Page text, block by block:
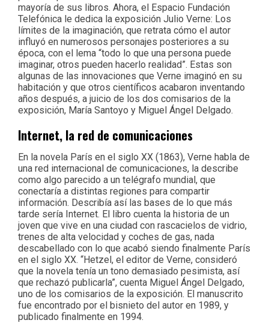
mayoría de sus libros. Ahora, el Espacio Fundación
Telefónica le dedica la exposición Julio Verne: Los
límites de la imaginación, que retrata cómo el autor
influyó en numerosos personajes posteriores a su
época, con el lema “todo lo que una persona puede
imaginar, otros pueden hacerlo realidad”. Estas son
algunas de las innovaciones que Verne imaginó en su
habitación y que otros científicos acabaron inventando
años después, a juicio de los dos comisarios de la
exposición, María Santoyo y Miguel Ángel Delgado.
Internet, la red de comunicaciones
En la novela París en el siglo XX (1863), Verne habla de
una red internacional de comunicaciones, la describe
como algo parecido a un telégrafo mundial, que
conectaría a distintas regiones para compartir
información. Describía así las bases de lo que más
tarde sería Internet. El libro cuenta la historia de un
joven que vive en una ciudad con rascacielos de vidrio,
trenes de alta velocidad y coches de gas, nada
descabellado con lo que acabó siendo finalmente París
en el siglo XX. “Hetzel, el editor de Verne, consideró
que la novela tenía un tono demasiado pesimista, así
que rechazó publicarla”, cuenta Miguel Ángel Delgado,
uno de los comisarios de la exposición. El manuscrito
fue encontrado por el bisnieto del autor en 1989, y
publicado finalmente en 1994.